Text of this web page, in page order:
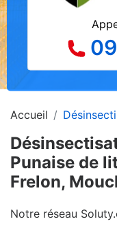
Accueil
Punaise de
Frelon,
Notre réseau